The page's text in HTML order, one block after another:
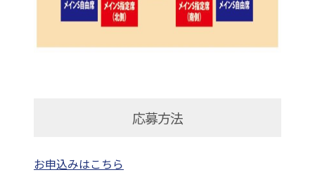
応募方法
お申込みはこちら